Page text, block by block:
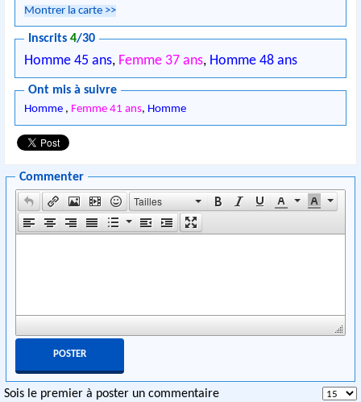
Montrer la carte >>
Inscrits4/30
Homme 45 ans, Femme 37 ans, Homme 48 ans
Ont mis à suivre
Homme , Femme 41 ans, Homme
Commenter
Tailles
Sois le premier à poster un commentaire